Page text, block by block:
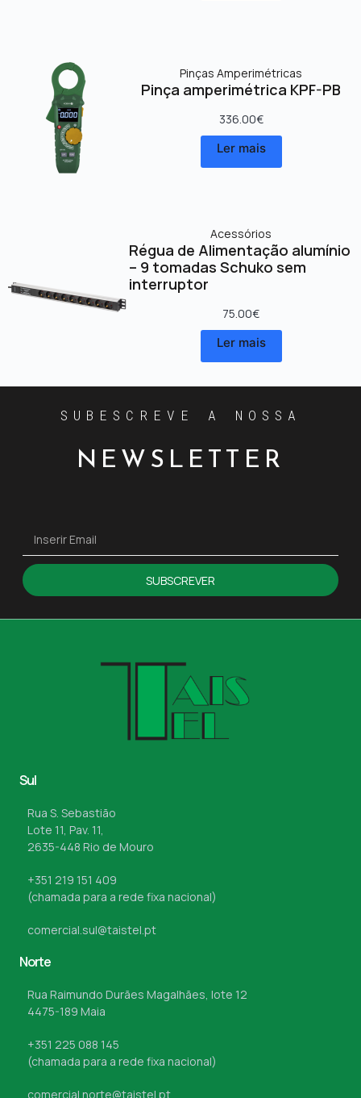
Pinças Amperimétricas
Pinça amperimétrica KPF-PB
336.00€
Ler mais
Acessórios
Régua de Alimentação alumínio
– 9 tomadas Schuko sem
interruptor
75.00€
Ler mais
SUBESCREVE A NOSSA
NEWSLETTER
SUBSCREVER
Sul
Rua S. Sebastião
Lote 11, Pav. 11,
2635-448 Rio de Mouro
+351 219 151 409
(chamada para a rede fixa nacional)
comercial.sul@taistel.pt
Norte
Rua Raimundo Durães Magalhães, lote 12
4475-189 Maia
+351 225 088 145
(chamada para a rede fixa nacional)
comercial.norte@taistel.pt